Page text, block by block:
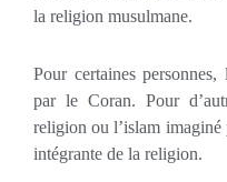
la religion musulmane.
Pour certaines personnes,
par le Coran. Pour
religion ou l’islam imaginé
intégrante de la religion.